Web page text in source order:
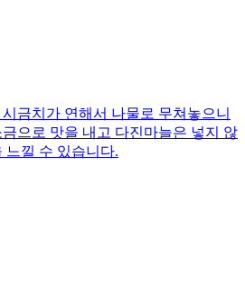
금치가 연해서 나물로 무쳐놓으니
으로 맛을 내고 다진마늘은 넣지 않
느낄 수 있습니다.